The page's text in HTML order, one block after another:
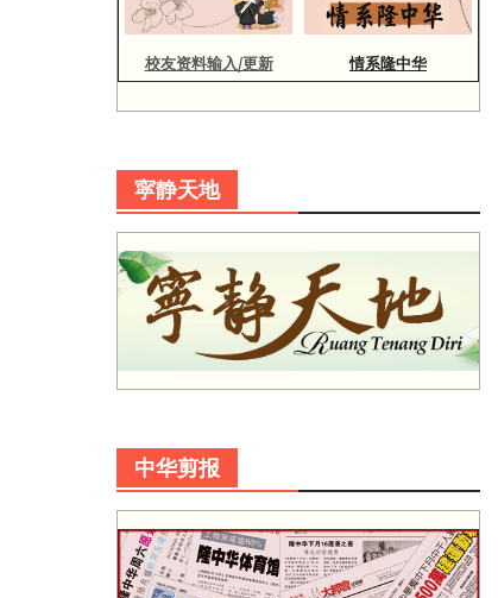
校友资料输入/更新 情系隆中华
寜静天地
中华剪报